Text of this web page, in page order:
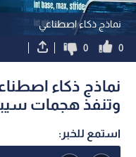
نماذج ذكاء اصطناعي
0
0
نماذج ذكاء
وتنفذ هجمات
استمع للخبر: